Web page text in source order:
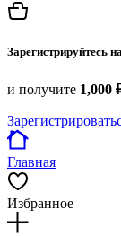
Зарегистрируйтесь
и получите 1,000
Главная
Избранное